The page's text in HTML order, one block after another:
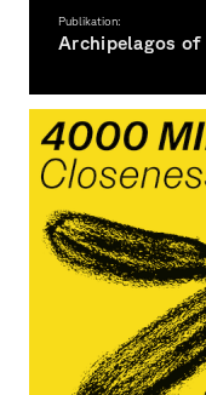
Publikation:
Archipelagos of